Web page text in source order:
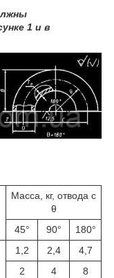
1 и в
Масса, кг, отвода с
θ
45°
90°
180°
1,2 2,4
4,7
2 4
8